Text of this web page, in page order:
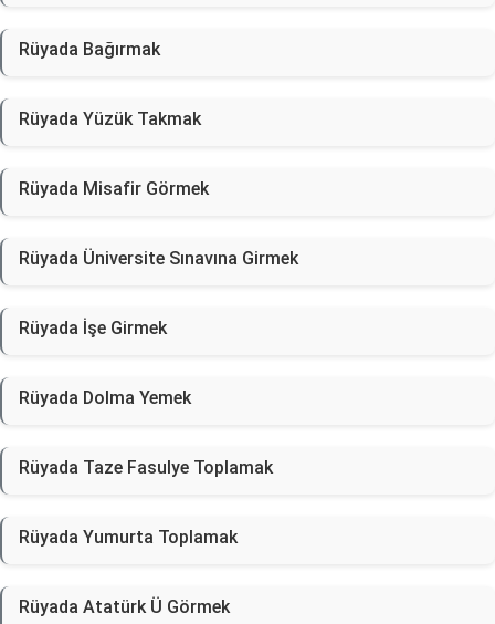
Rüyada Bağırmak
Rüyada Yüzük Takmak
Rüyada Misafir Görmek
Rüyada Üniversite Sınavına Girmek
Rüyada İşe Girmek
Rüyada Dolma Yemek
Rüyada Taze Fasulye Toplamak
Rüyada Yumurta Toplamak
Rüyada Atatürk Ü Görmek